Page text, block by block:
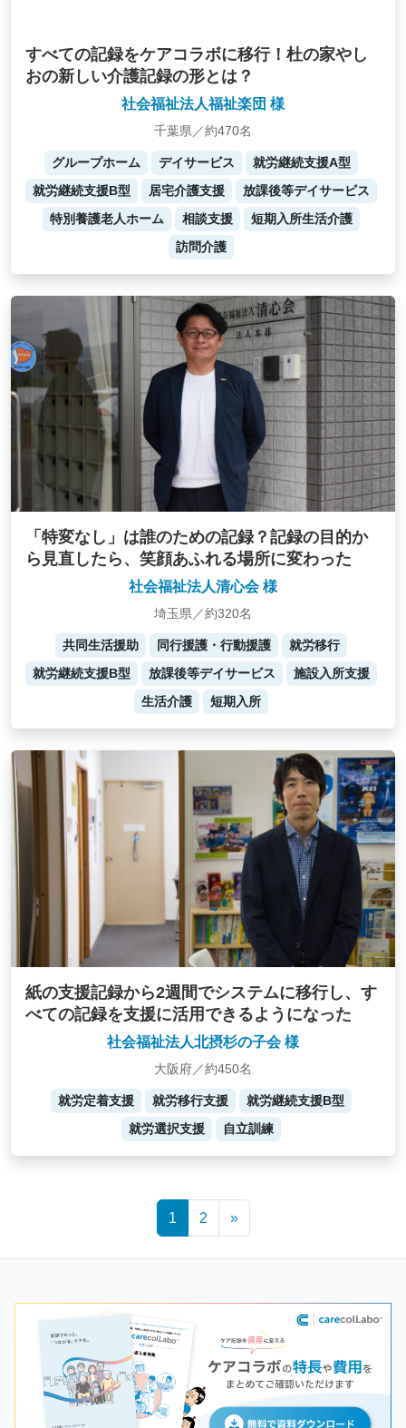
すべての記録をケアコラボに移行！杜の家やし
おの新しい介護記録の形とは？
社会福祉法人福祉楽団 様
千葉県／約470名
グループホーム デイサービス
就労継続支援A型
就労継続支援B型
居宅介護支援
放課後等デイサービス
特別養護老人ホーム
相談支援
短期入所生活介護
訪問介護
「特変なし」は誰のための記録？記録の目的か
ら見直したら、笑顔あふれる場所に変わった
社会福祉法人清心会 様
埼玉県／約320名
共同生活援助 同行援護・行動援護
就労移行
就労継続支援B型
放課後等デイサービス
施設入所支援
生活介護
短期入所
紙の支援記録から2週間でシステムに移行し、す
べての記録を支援に活用できるようになった
社会福祉法人北摂杉の子会 様
大阪府／約450名
就労定着支援 就労移行支援
就労継続支援B型
就労選択支援
自立訓練
1 2 »